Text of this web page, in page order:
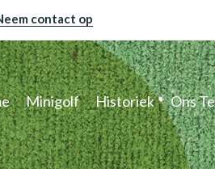
contact op
Minigolf Historiek Ons